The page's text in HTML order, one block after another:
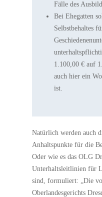
Fälle des
Bei Ehegatten
Selbstbehaltes
1.100,00 € auf
auch hier ein
ist.
Natürlich werden auch
Anhaltspunkte für die
Oder wie es das OLG
Unterhaltsleitlinien für
sind, formuliert: „Die
Oberlandesgerichts